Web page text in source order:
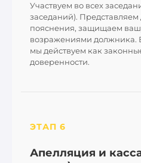
Участвуем во всех
заседаний). Представляем
пояснения, защищаем
возражениями должника.
мы действуем как
доверенности.
ЭТАП 6
Апелляция и